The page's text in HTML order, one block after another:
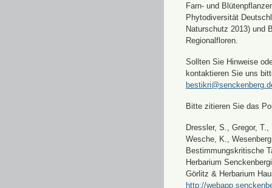
Farn- und
Phytodiversität
Naturschutz 2013) und
Regionalfloren.
Sollten Sie Hinweise
kontaktieren Sie uns
Bitte zitieren Sie das
Dressler, S., Gregor,
Wesche, K.,
Bestimmungskritische
Herbarium
Görlitz & Herbarium
http://